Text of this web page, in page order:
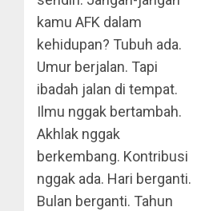
kamu AFK dalam
kehidupan? Tubuh ada.
Umur berjalan. Tapi
ibadah jalan di tempat.
Ilmu nggak bertambah.
Akhlak nggak
berkembang. Kontribusi
nggak ada. Hari berganti.
Bulan berganti. Tahun